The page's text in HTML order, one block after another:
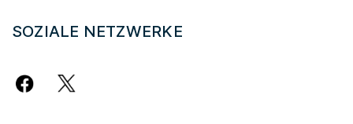
SOZIALE NETZWERKE